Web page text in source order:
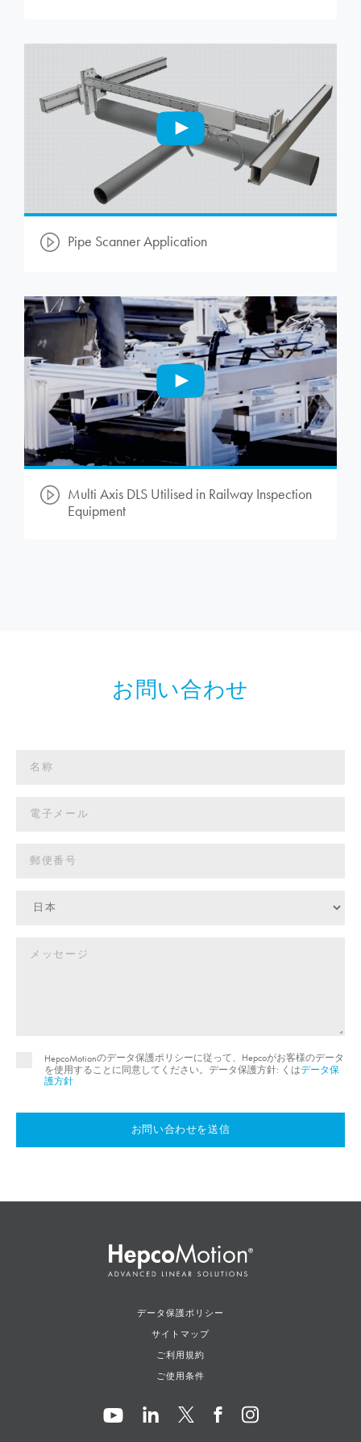
Pipe Scanner Application
Multi Axis DLS Utilised in Railway Inspection
Equipment
HepcoMotionのデータ保護ポリシーに従って、Hepcoがお客様のデータ
を使用することに同意してください。データ保護方針: くはデータ保
護方針
お問い合わせを送信
データ保護ポリシー
サイトマップ
ご利用規約
ご使用条件